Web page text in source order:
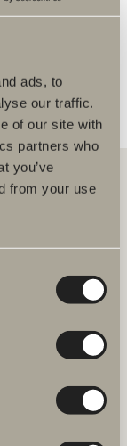
ads, to
our traffic.
of our site with
partners who
you’ve
from your use